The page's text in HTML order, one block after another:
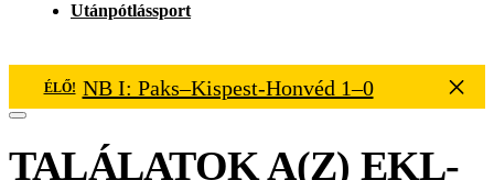
Utánpótlássport
ÉLŐ! NB I: Paks–Kispest-Honvéd 1–0
TALÁLATOK A(Z) EKL-